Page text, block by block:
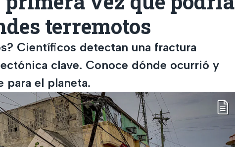
terremotos
Científicos detectan una fractura
clave. Conoce dónde ocurrió y
para el planeta.